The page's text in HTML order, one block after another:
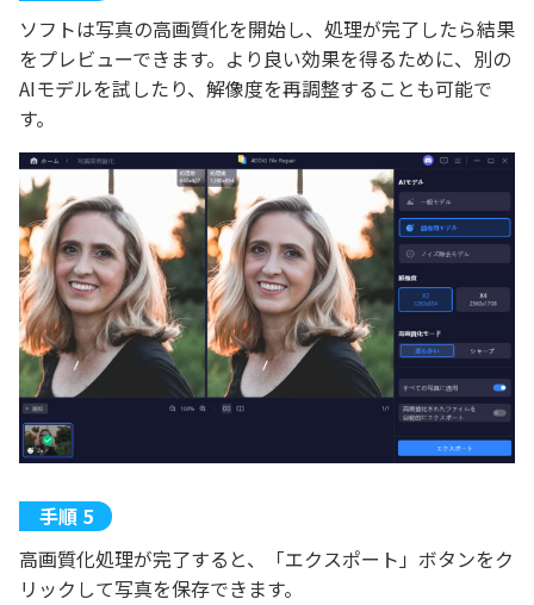
ソフトは写真の高画質化を開始し、処理が完了したら結果
をプレビューできます。より良い効果を得るために、別の
AIモデルを試したり、解像度を再調整することも可能で
す。
高画質化処理が完了すると、「エクスポート」ボタンをク
リックして写真を保存できます。